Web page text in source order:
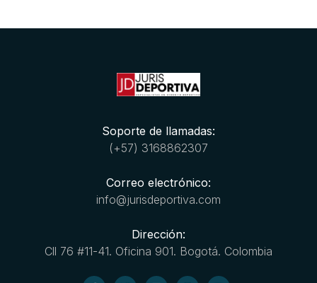
Soporte de llamadas:
(+57) 3168862307
Correo electrónico:
info@jurisdeportiva.com
Dirección:
Cll 76 #11-41. Oficina 901. Bogotá. Colombia